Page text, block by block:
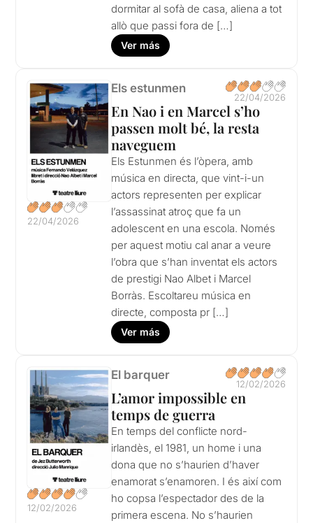
dormitar al sofà de casa, aliena a tot
allò que passi fora de […]
Ver más
22/04/2026
Els estunmen
22/04/2026
En Nao i en Marcel s’ho
passen molt bé, la resta
naveguem
Els Estunmen és l’òpera, amb
música en directa, que vint-i-un
actors representen per explicar
l’assassinat atroç que fa un
adolescent en una escola. Només
per aquest motiu cal anar a veure
l’obra que s’han inventat els actors
de prestigi Nao Albet i Marcel
Borràs. Escoltareu música en
directe, composta pr […]
Ver más
12/02/2026
El barquer
12/02/2026
L’amor impossible en
temps de guerra
En temps del conflicte nord-
irlandès, el 1981, un home i una
dona que no s’haurien d’haver
enamorat s’enamoren. I és així com
ho copsa l’espectador des de la
primera escena. No s’haurien